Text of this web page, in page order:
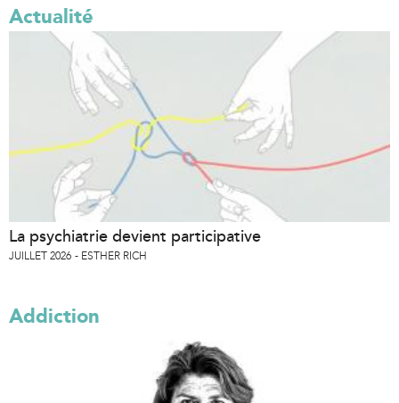
Actualité
La psychiatrie devient participative
JUILLET 2026 ESTHER RICH
Addiction